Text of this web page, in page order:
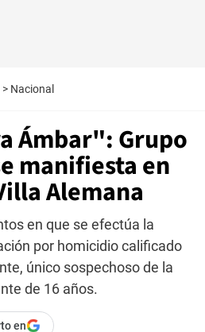
> Nacional
Ámbar": Grupo
manifiesta en
Alemana
en que se efectúa la
por homicidio calificado
único sospechoso de la
de 16 años.
en